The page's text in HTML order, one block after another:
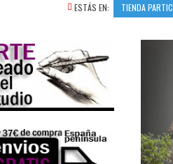
ESTÁS EN: TIENDA